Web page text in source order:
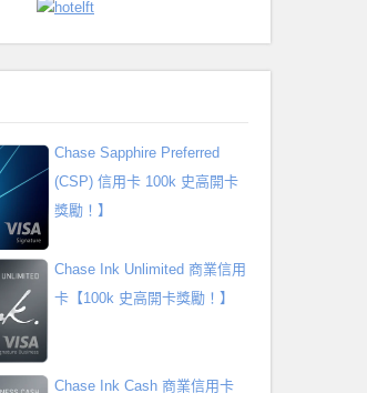
Chase Sapphire Preferred
(CSP) 信用卡 100k 史高開卡
獎勵！】
Chase Ink Unlimited 商業信用
卡【100k 史高開卡獎勵！】
Chase Ink Cash 商業信用卡